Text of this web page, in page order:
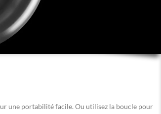
une portabilité facile. Ou utilisez la boucle pour